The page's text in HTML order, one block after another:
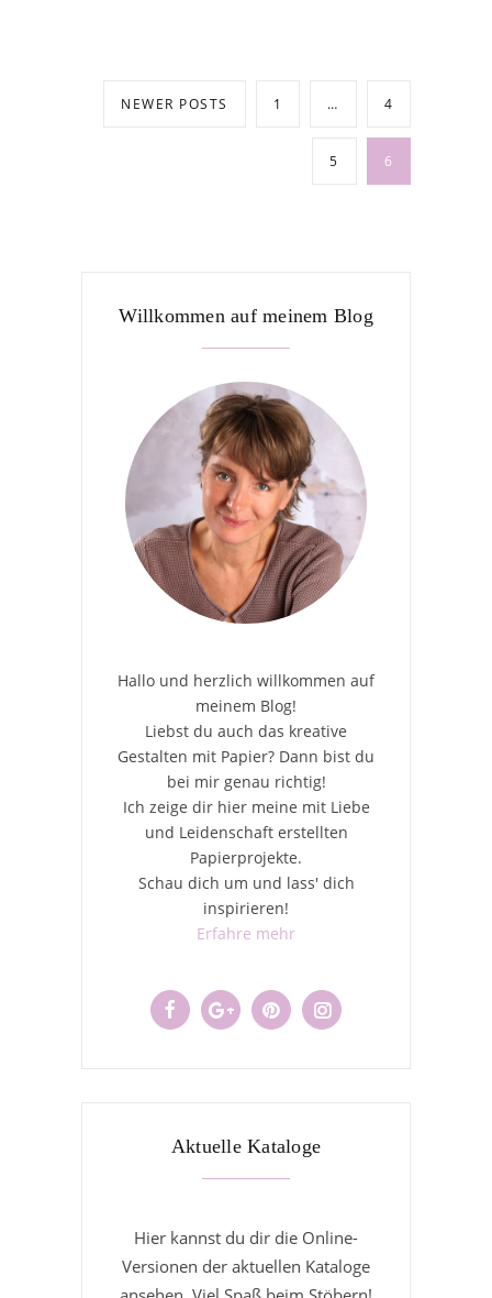
NEWER POSTS 1 … 4
5 6
Willkommen auf meinem Blog
Hallo und herzlich willkommen auf
meinem Blog!
Liebst du auch das kreative
Gestalten mit Papier? Dann bist du
bei mir genau richtig!
Ich zeige dir hier meine mit Liebe
und Leidenschaft erstellten
Papierprojekte.
Schau dich um und lass' dich
inspirieren!
Erfahre mehr
Aktuelle Kataloge
Hier kannst du dir die Online-
Versionen der aktuellen Kataloge